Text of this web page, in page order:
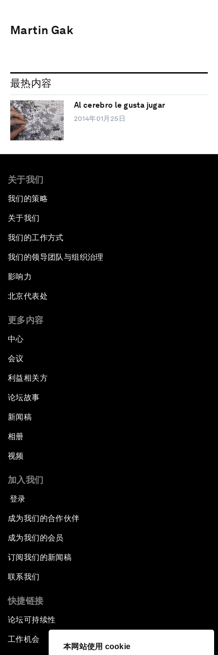
本网站使用 cookie
Martin Gak
最热内容
Al cerebro le gusta jugar
2014年01月25日
关于我们
我们的策略
关于我们
我们的工作方式
我们的领导团队与组织治理
影响力
北京代表处
更多内容
中心
会议
利益相关方
论坛故事
新闻稿
相册
视频
加入我们
登录
成为我们的合作伙伴
成为我们的会员
订阅我们的新闻稿
联系我们
快捷链接
论坛可持续性
工作机会